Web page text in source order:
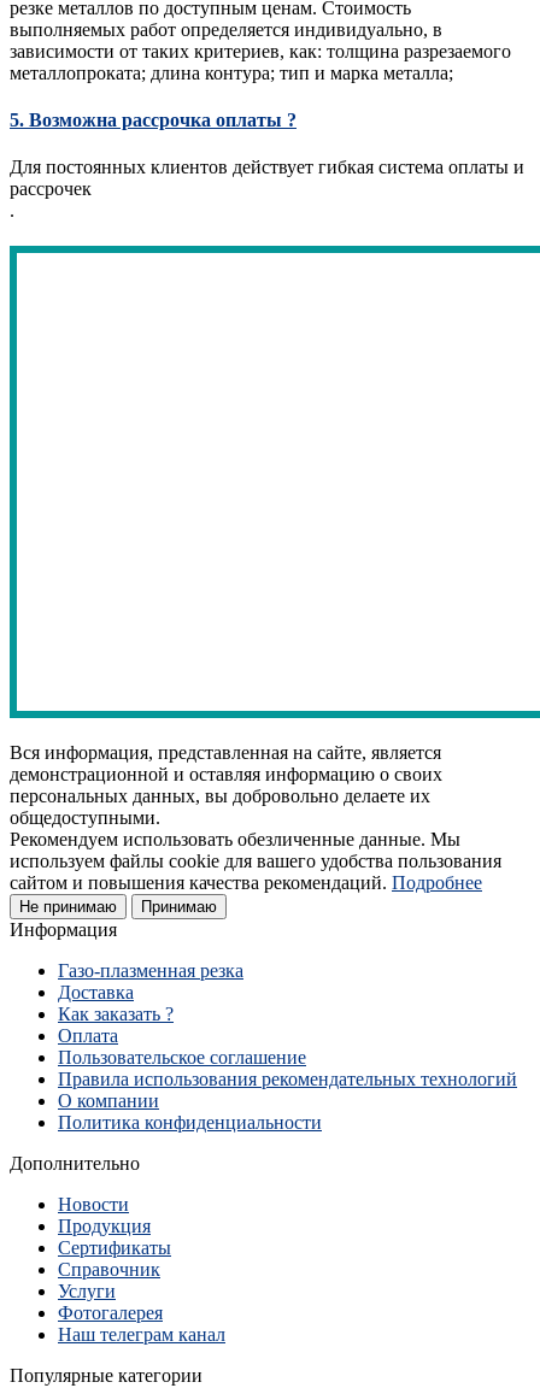
резке металлов по доступным ценам. Стоимость
выполняемых работ определяется индивидуально, в
зависимости от таких критериев, как: толщина разрезаемого
металлопроката; длина контура; тип и марка металла;
5. Возможна рассрочка оплаты ?
Для постоянных клиентов действует гибкая система оплаты и
рассрочек
.
Вся информация, представленная на сайте, является
демонстрационной и оставляя информацию о своих
персональных данных, вы добровольно делаете их
общедоступными.
Рекомендуем использовать обезличенные данные. Мы
используем файлы cookie для вашего удобства пользования
сайтом и повышения качества рекомендаций. Подробнее
Не принимаю Принимаю
Информация
Газо-плазменная резка
Доставка
Как заказать ?
Оплата
Пользовательское соглашение
Правила использования рекомендательных технологий
О компании
Политика конфиденциальности
Дополнительно
Новости
Продукция
Сертификаты
Справочник
Услуги
Фотогалерея
Наш телеграм канал
Популярные категории